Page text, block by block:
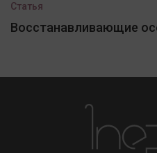
Статья
Восстанавливающие